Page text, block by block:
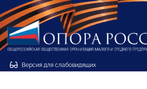
Версия для слабовидящих